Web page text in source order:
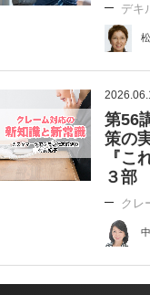
デキ
第56
策の
『こ
３部
クレ